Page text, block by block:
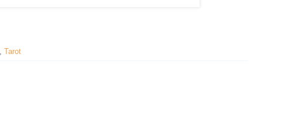
Tarot